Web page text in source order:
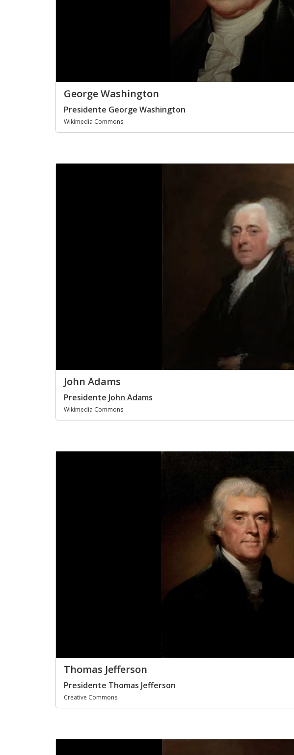
George Washington
Presidente George Washington
Wikimedia Commons
John Adams
Presidente John Adams
Wikimedia Commons
Thomas Jefferson
Presidente Thomas Jefferson
Creative Commons